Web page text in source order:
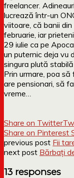
freelancer.
lucrează într-un
viitoare, că banii
februarie, iar
29 iulie ca pe
un puternic deja vu
singura plută
Prin urmare, poa
are pensionari, să
vreme…
Share on Twitter
Share on Pinterest
previous post Fii
next post Bărbați
13 responses